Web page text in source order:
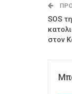
SOS
στον